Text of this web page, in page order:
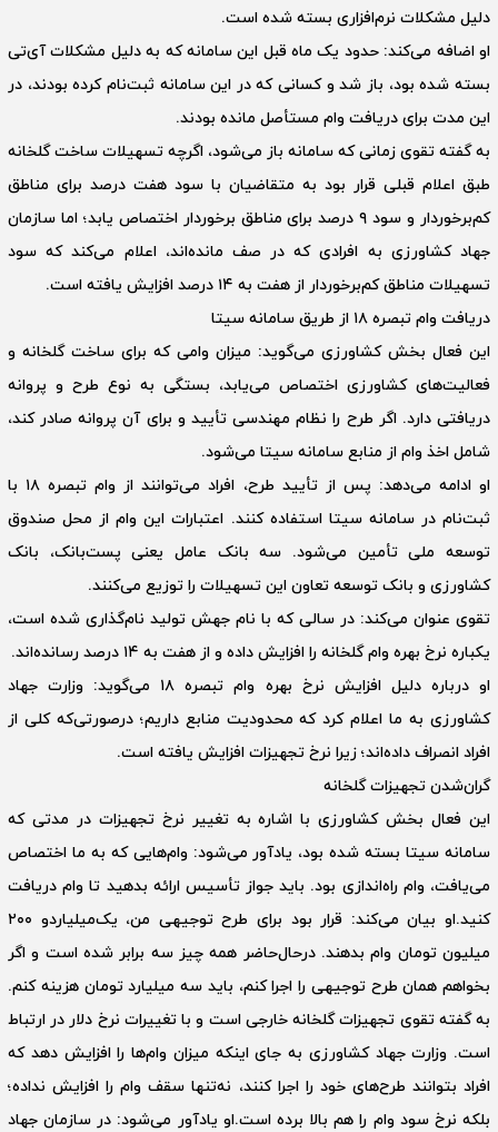
دلیل مشکلات نرم‌افزاری بسته شده است.
او اضافه می‌کند: حدود یک ماه قبل این سامانه که به دلیل مشکلات آی‌تی
بسته شده بود، باز شد و کسانی که در این سامانه ثبت‌نام کرده‌ بودند، در
این مدت برای دریافت وام مستأصل مانده بودند.
به گفته تقوی زمانی که سامانه باز می‌شود، اگرچه تسهیلات ساخت گلخانه
طبق اعلام قبلی قرار بود به متقاضیان با سود هفت درصد برای مناطق
کم‌برخوردار و سود ۹ درصد برای مناطق برخوردار اختصاص یابد؛ اما سازمان
جهاد کشاورزی به افرادی که در صف مانده‌اند، اعلام می‌کند که سود
تسهیلات مناطق کم‌برخوردار از هفت به ۱۴ درصد افزایش یافته است.
دریافت وام تبصره ۱۸ از طریق سامانه سیتا
این فعال بخش کشاورزی می‌گوید: میزان وامی که برای ساخت گلخانه و
فعالیت‌های کشاورزی اختصاص می‌یابد، بستگی به نوع طرح و پروانه
دریافتی دارد. اگر طرح را نظام مهندسی تأیید و برای آن پروانه صادر کند،
شامل اخذ وام از منابع سامانه سیتا می‌شود.
او ادامه می‌دهد: پس از تأیید طرح، افراد می‌توانند از وام تبصره ۱۸ با
ثبت‌نام در سامانه سیتا استفاده کنند. اعتبارات این وام از محل صندوق
توسعه ملی تأمین می‌شود. سه بانک عامل یعنی پست‌بانک، بانک
کشاورزی و بانک توسعه تعاون این تسهیلات را توزیع می‌کنند.
تقوی عنوان می‌کند: در سالی که با نام جهش تولید نام‌گذاری شده است،
یکباره نرخ بهره وام گلخانه را افزایش داده و از هفت به ۱۴ درصد رسانده‌اند.
او درباره دلیل افزایش نرخ بهره وام تبصره ۱۸ می‌گوید: وزارت جهاد
کشاورزی به ما اعلام کرد که محدودیت منابع داریم؛ در‌صورتی‌که کلی از
افراد انصراف داده‌اند؛ زیرا نرخ تجهیزات افزایش یافته است.
‌گران‌شدن تجهیزات گلخانه
این فعال بخش کشاورزی با اشاره به تغییر نرخ تجهیزات در مدتی که
سامانه سیتا بسته شده بود، یادآور می‌شود: وام‌هایی که به ما اختصاص
می‌یافت، وام راه‌اندازی بود. باید جواز تأسیس ارائه بدهید تا وام دریافت
کنید.‌او بیان می‌کند: قرار بود برای طرح توجیهی من، یک‌میلیاردو ۲۰۰
میلیون تومان وام بدهند. در‌حال‌حاضر همه چیز سه برابر شده است و اگر
بخواهم همان طرح توجیهی را اجرا کنم، باید سه میلیارد تومان هزینه کنم.
به گفته تقوی تجهیزات گلخانه خارجی است و با تغییرات نرخ دلار در ارتباط
است. وزارت جهاد کشاورزی به جای اینکه میزان وام‌ها را افزایش دهد که
افراد بتوانند طرح‌های خود را اجرا کنند، نه‌تنها سقف وام را افزایش نداده؛
بلکه نرخ سود وام را هم بالا برده است.‌او یادآور می‌شود: در سازمان جهاد